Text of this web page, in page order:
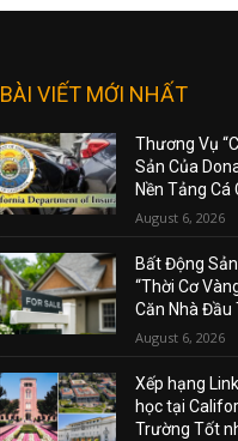
BÀI VIẾT MỚI NHẤT
Thương Vụ
Sản Của
Nền Tảng
August 6, 2026
Bất Động
“Thời Cơ
Căn Nhà Đầu
August 6, 2026
Xếp hạng
học tại
Trường Tốt